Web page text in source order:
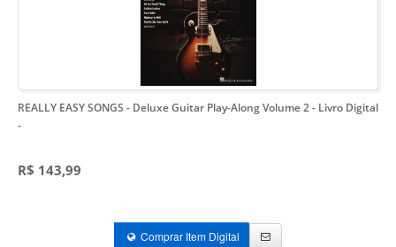
REALLY EASY SONGS - Deluxe Guitar Play-Along Volume 2 - Livro Digital
-
R$ 143,99
Comprar Item Digital